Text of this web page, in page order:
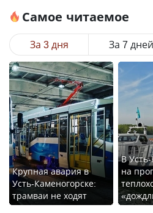
Самое читаемое
За 3 дня
Крупная авария в
Усть-Каменогорске:
трамваи не ходят
В
на
За 7 дней